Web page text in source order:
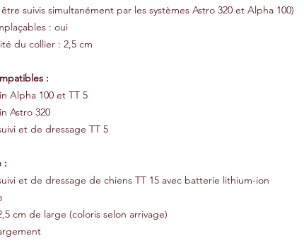
suivis simultanément par les systèmes Astro 320 et Alpha 100)
: oui
du collier : 2,5 cm
:
Alpha 100 et TT 5
Astro 320
et de dressage TT 5
:
et de dressage de chiens TT 15 avec batterie lithium-ion
cm de large (coloris selon arrivage)